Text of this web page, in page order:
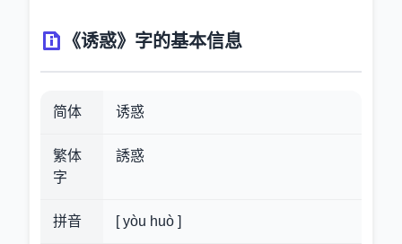
《诱惑》字的基本信息
简体 诱惑
繁体
字
誘惑
拼音 [ yòu huò ]